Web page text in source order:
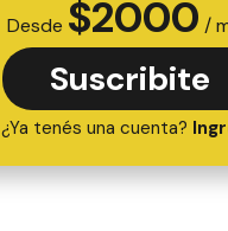
Desde $2000 /
Suscribite
¿Ya tenés una cuenta?